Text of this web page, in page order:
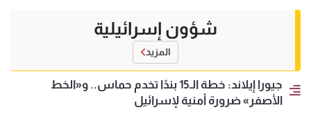
شؤون إسرائيلية
المزيد
جيورا إيلاند: خطة الـ15 بندًا تخدم حماس.. و«الخط
الأصفر» ضرورة أمنية لإسرائيل